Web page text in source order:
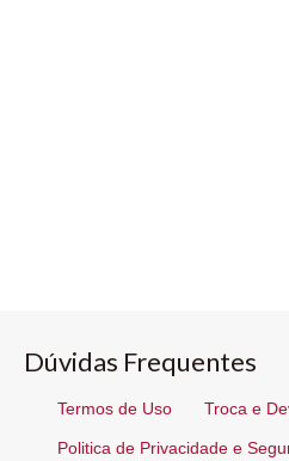
Dúvidas Frequentes
Termos de Uso Troca e
Politica de Privacidade e